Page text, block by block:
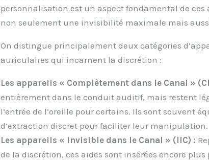
personnalisation est un aspect fondamental de
non seulement une invisibilité maximale mais
On distingue principalement deux catégories
auriculaires qui incarnent la discrétion :
Les appareils « Complètement dans le Canal »
entièrement dans le conduit auditif, mais restent
l’entrée de l’oreille pour certains. Ils sont souvent
d’extraction discret pour faciliter leur manipulation.
Les appareils « Invisible dans le Canal » (IIC) :
de la discrétion, ces aides sont insérées encore